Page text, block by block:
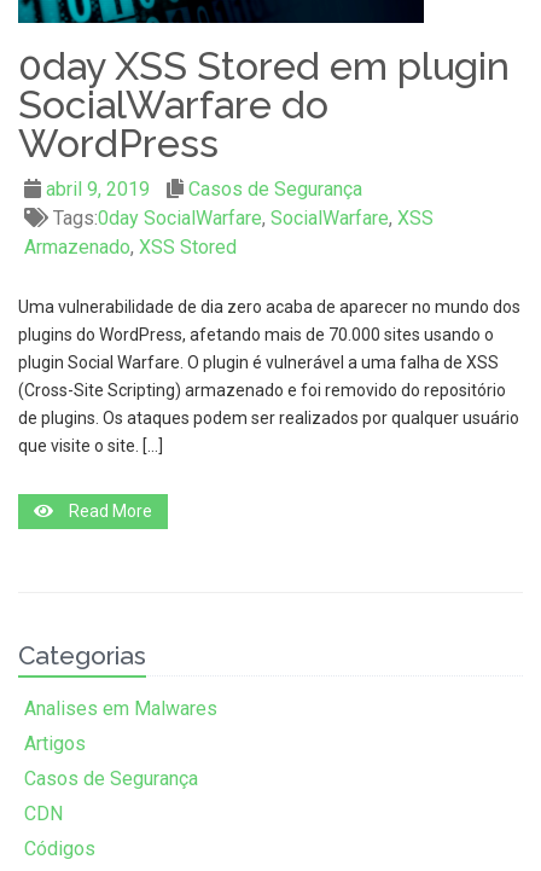
0day XSS Stored em plugin
SocialWarfare do
WordPress
abril 9, 2019
Casos de Segurança
Tags:0day SocialWarfare, SocialWarfare, XSS
Armazenado, XSS Stored
Uma vulnerabilidade de dia zero acaba de aparecer no mundo dos
plugins do WordPress, afetando mais de 70.000 sites usando o
plugin Social Warfare. O plugin é vulnerável a uma falha de XSS
(Cross-Site Scripting) armazenado e foi removido do repositório
de plugins. Os ataques podem ser realizados por qualquer usuário
que visite o site. […]
Read More
Categorias
Analises em Malwares
Artigos
Casos de Segurança
CDN
Códigos